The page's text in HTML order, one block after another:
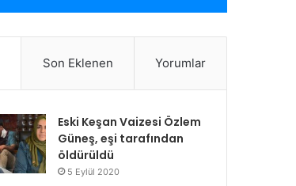
Son Eklenen Yorumlar
Eski Keşan Vaizesi Özlem
Güneş, eşi tarafından
öldürüldü
5 Eylül 2020